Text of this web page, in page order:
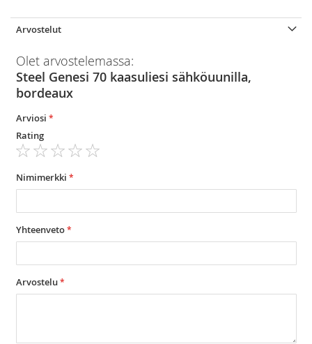
Arvostelut
Olet arvostelemassa:
Steel Genesi 70 kaasuliesi sähköuunilla,
bordeaux
Arviosi
Rating
star
stars
stars
stars
stars
Nimimerkki
Yhteenveto
Arvostelu